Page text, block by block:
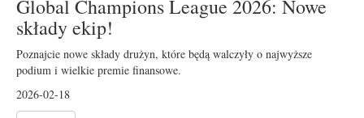
Global Champions League 2026: Nowe
składy ekip!
Poznajcie nowe składy drużyn, które będą walczyły o najwyższe
podium i wielkie premie finansowe.
2026-02-18